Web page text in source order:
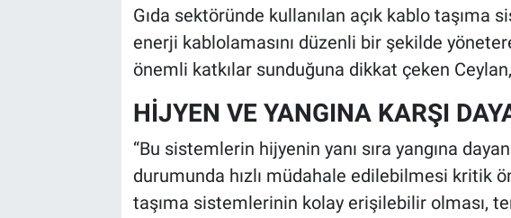
Gıda sektöründe kullanılan açık kablo taşıma
enerji kablolamasını düzenli bir şekilde
önemli katkılar sunduğuna dikkat çeken
HİJYEN VE YANGINA KARŞI
“Bu sistemlerin hijyenin yanı sıra yangına
durumunda hızlı müdahale edilebilmesi kritik
taşıma sistemlerinin kolay erişilebilir olması,